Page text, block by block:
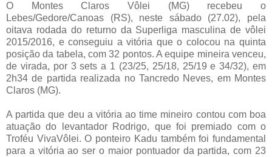
O Montes Claros Vôlei (MG) recebeu o
Lebes/Gedore/Canoas (RS), neste sábado (27.02), pela
oitava rodada do returno da Superliga masculina de vôlei
2015/2016, e conseguiu a vitória que o colocou na quinta
posição da tabela, com 32 pontos. A equipe mineira venceu,
de virada, por 3 sets a 1 (23/25, 25/18, 25/19 e 34/32), em
2h34 de partida realizada no Tancredo Neves, em Montes
Claros (MG).
A partida que deu a vitória ao time mineiro contou com boa
atuação do levantador Rodrigo, que foi premiado com o
Troféu VivaVôlei. O ponteiro Kadu também foi fundamental
para a vitória ao ser o maior pontuador da partida, com 23